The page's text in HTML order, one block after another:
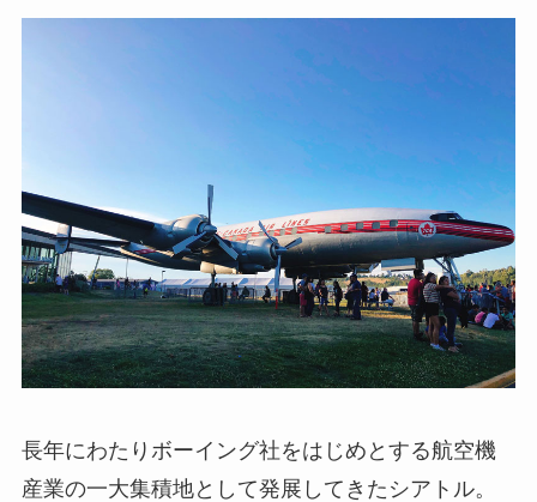
長年にわたりボーイング社をはじめとする航空機
産業の一大集積地として発展してきたシアトル。